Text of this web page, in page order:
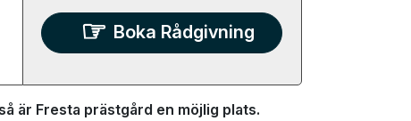
Boka Rådgivning
är Fresta prästgård en möjlig plats.